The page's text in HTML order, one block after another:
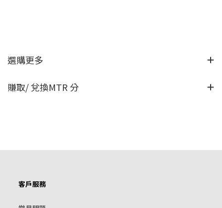
選購更多
賺取/ 兌換MTR 分
客戶服務